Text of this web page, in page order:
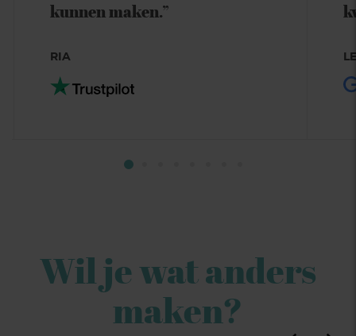
kunnen maken.”
RIA
Wil je wat anders
maken?